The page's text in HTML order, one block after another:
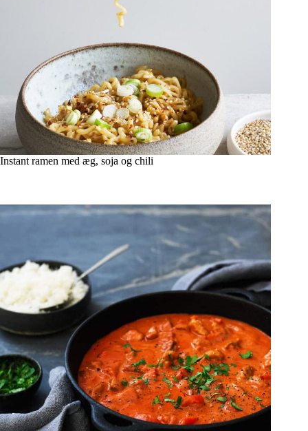
Instant ramen med æg, soja og chili